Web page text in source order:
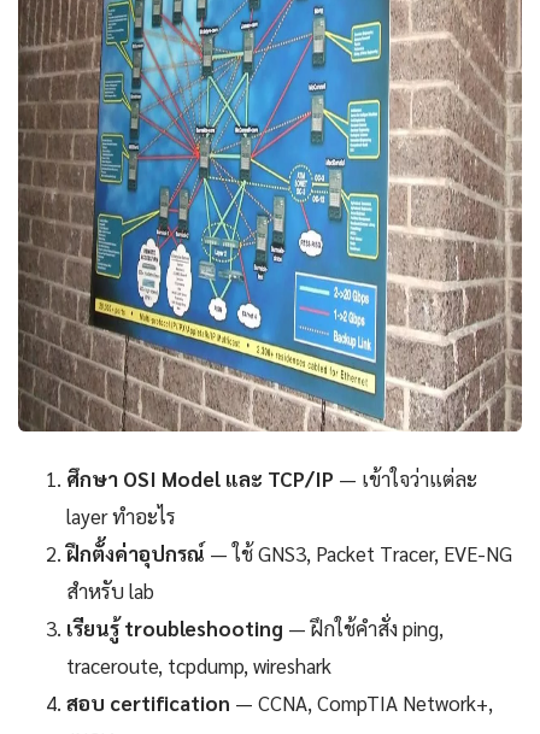
ศึกษา OSI Model และ TCP/IP — เข้าใจว่าแต่ละ
layer ทำอะไร
ฝึกตั้งค่าอุปกรณ์ — ใช้ GNS3, Packet Tracer, EVE-NG
สำหรับ lab
เรียนรู้ troubleshooting — ฝึกใช้คำสั่ง ping,
traceroute, tcpdump, wireshark
สอบ certification — CCNA, CompTIA Network+,